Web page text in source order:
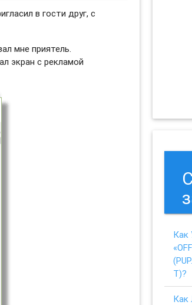
в гости друг, с
мне приятель.
экран с рекламой
Как
T)?
Как